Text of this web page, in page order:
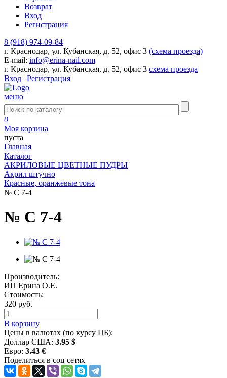
Возврат
Вход
Регистрация
8 (918) 974-09-84
г. Краснодар, ул. Кубанская, д. 52, офис 3 (схема проезда)
E-mail: info@erina-nail.com
г. Краснодар, ул. Кубанская, д. 52, офис 3 схема проезда
Вход | Регистрация
меню
0
Моя корзина
пуста
Главная
Каталог
АКРИЛОВЫЕ ЦВЕТНЫЕ ПУДРЫ
Акрил штучно
Красные, оранжевые тона
№ C 7-4
№ C 7-4
Производитель:
ИП Ерина О.Е.
Стоимость:
320 руб.
В корзину
Цены в валютах (по курсу ЦБ):
Доллар США: 3.95 $
Евро: 3.43 €
Поделиться в соц сетях